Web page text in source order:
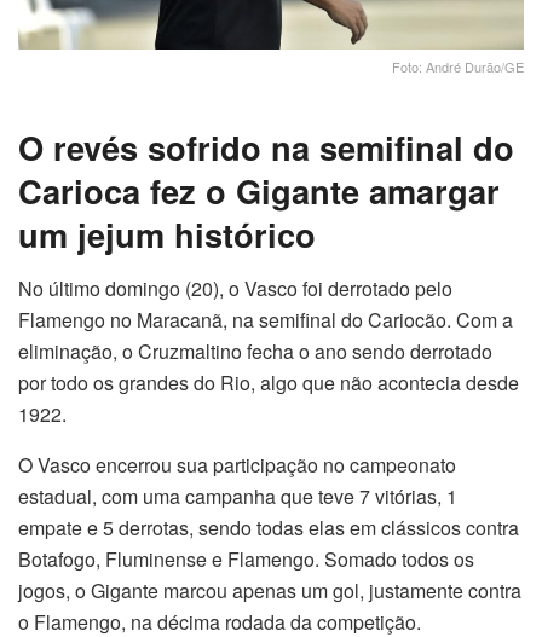
Foto: André Durão/GE
O revés sofrido na semifinal do
Carioca fez o Gigante amargar
um jejum histórico
No último domingo (20), o Vasco foi derrotado pelo
Flamengo no Maracanã, na semifinal do Cariocão. Com a
eliminação, o Cruzmaltino fecha o ano sendo derrotado
por todo os grandes do Rio, algo que não acontecia desde
1922.
O Vasco encerrou sua participação no campeonato
estadual, com uma campanha que teve 7 vitórias, 1
empate e 5 derrotas, sendo todas elas em clássicos contra
Botafogo, Fluminense e Flamengo. Somado todos os
jogos, o Gigante marcou apenas um gol, justamente contra
o Flamengo, na décima rodada da competição.